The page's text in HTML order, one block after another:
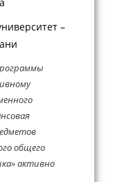
–
общего
активно